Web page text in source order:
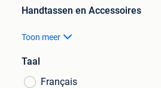
Handtassen en Accessoires
Toon meer
Taal
Français